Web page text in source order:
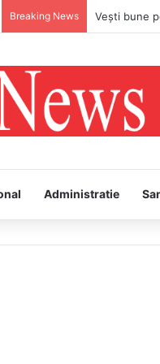
Breaking News
Administratie